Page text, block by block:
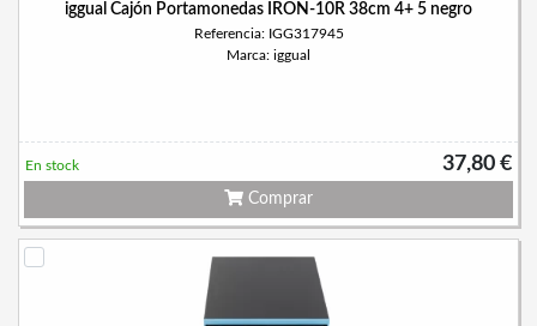
iggual Cajón Portamonedas IRON-10R 38cm 4+ 5 negro
Referencia: IGG317945
Marca: iggual
37,80 €
En stock
Comprar